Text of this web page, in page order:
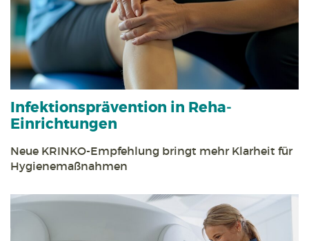
Infektions­prävention in Reha­
Einrichtungen
Neue KRINKO-Empfehlung bringt mehr Klarheit für
Hygiene­maßnahmen